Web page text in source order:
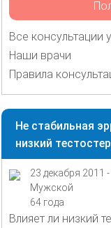
Все консультации
Наши врачи
Правила
Не стабильная
низкий
23 декабря 2011
Мужской
64 года
Влияет ли низкий